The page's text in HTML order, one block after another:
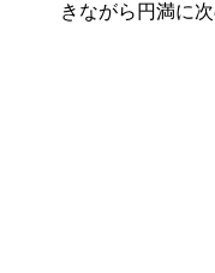
きながら円満に